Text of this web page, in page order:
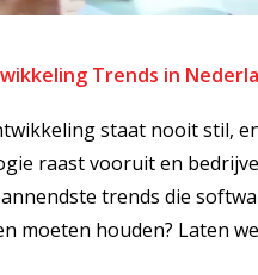
Trends in
staat nooit stil,
raast vooruit en
trends die
moeten houden? Laten